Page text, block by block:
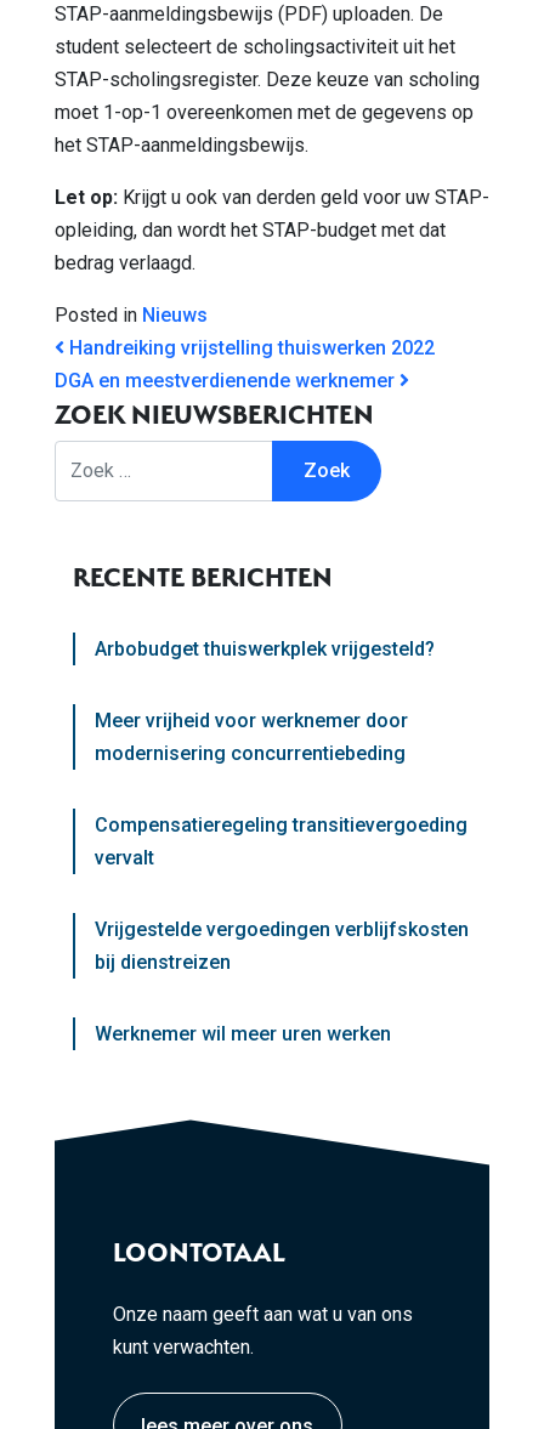
STAP-aanmeldingsbewijs (PDF) uploaden. De
student selecteert de scholingsactiviteit uit het
STAP-scholingsregister. Deze keuze van scholing
moet 1-op-1 overeenkomen met de gegevens op
het STAP-aanmeldingsbewijs.
Let op: Krijgt u ook van derden geld voor uw STAP-
opleiding, dan wordt het STAP-budget met dat
bedrag verlaagd.
Posted in Nieuws
BERICHT NAVIGATIE
Handreiking vrijstelling thuiswerken 2022
DGA en meestverdienende werknemer
ZOEK NIEUWSBERICHTEN
RECENTE BERICHTEN
Arbobudget thuiswerkplek vrijgesteld?
Meer vrijheid voor werknemer door
modernisering concurrentiebeding
Compensatieregeling transitievergoeding
vervalt
Vrijgestelde vergoedingen verblijfskosten
bij dienstreizen
Werknemer wil meer uren werken
LOONTOTAAL
Onze naam geeft aan wat u van ons
kunt verwachten.